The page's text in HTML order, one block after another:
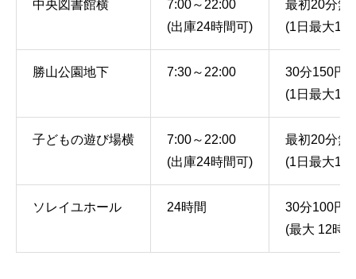
中央図書館横
7:00～22:00
(出庫24時間可)
最初20分無
(1日最大
勝山公園地下 7:30～22:00
30分150円
(1日最大
子どもの遊び場横
7:00～22:00
(出庫24時間可)
最初20分無
(1日最大
ソレイユホール 24時間
30分100円
(最大 12時